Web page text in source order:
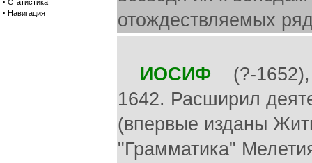
Статистика
· Навигация
отождествляемых
ИОСИФ (?-1652),
1642. Расширил
(впервые изданы
"Грамматика"